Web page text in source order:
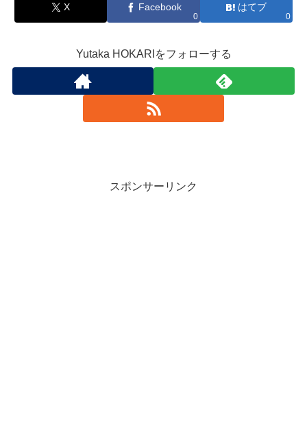
X Facebook
0
はてブ
0
Yutaka HOKARIをフォローする
スポンサーリンク